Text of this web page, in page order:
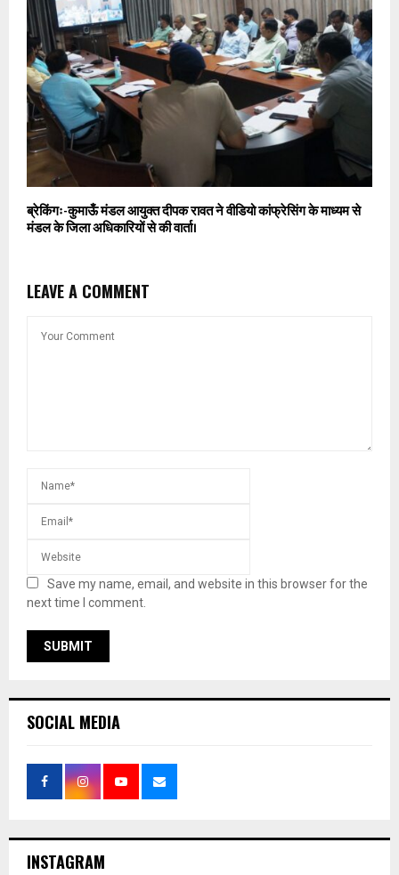
ब्रेकिंगः-कुमाऊँ मंडल आयुक्त दीपक रावत ने वीडियो कांफ्रेसिंग के माध्यम से
मंडल के जिला अधिकारियों से की वार्ता।
LEAVE A COMMENT
Save my name, email, and website in this browser for the
next time I comment.
SOCIAL MEDIA
INSTAGRAM